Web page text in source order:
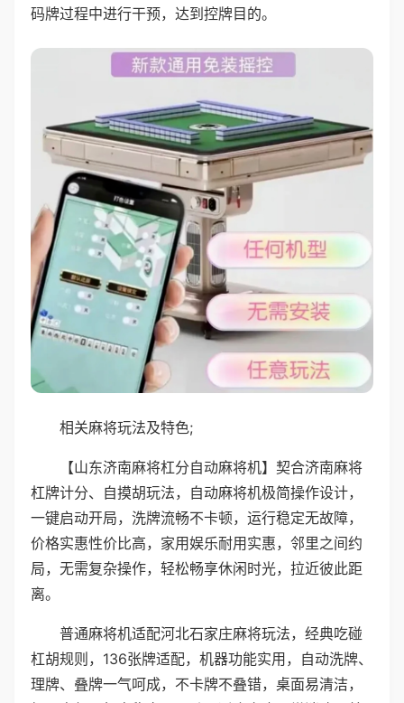
码牌过程中进行干预，达到控牌目的。
相关麻将玩法及特色;
【山东济南麻将杠分自动麻将机】契合济南麻将
杠牌计分、自摸胡玩法，自动麻将机极简操作设计，
一键启动开局，洗牌流畅不卡顿，运行稳定无故障，
价格实惠性价比高，家用娱乐耐用实惠，邻里之间约
局，无需复杂操作，轻松畅享休闲时光，拉近彼此距
离。
普通麻将机适配河北石家庄麻将玩法，经典吃碰
杠胡规则，136张牌适配，机器功能实用，自动洗牌、
理牌、叠牌一气呵成，不卡牌不叠错，桌面易清洁，